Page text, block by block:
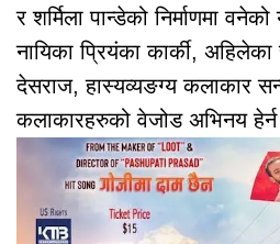
र शर्मिला पान्डेको निर्माणमा
नायिका प्रियंका कार्की,
देसराज, हास्यव्यङग्य कलाकार
कलाकारहरुको वेजोड अभिनय